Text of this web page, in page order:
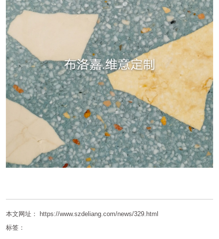
本文网址： https://www.szdeliang.com/news/329.html
标签：